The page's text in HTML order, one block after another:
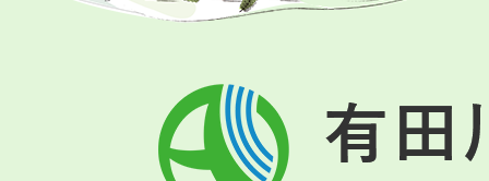
有
田
川